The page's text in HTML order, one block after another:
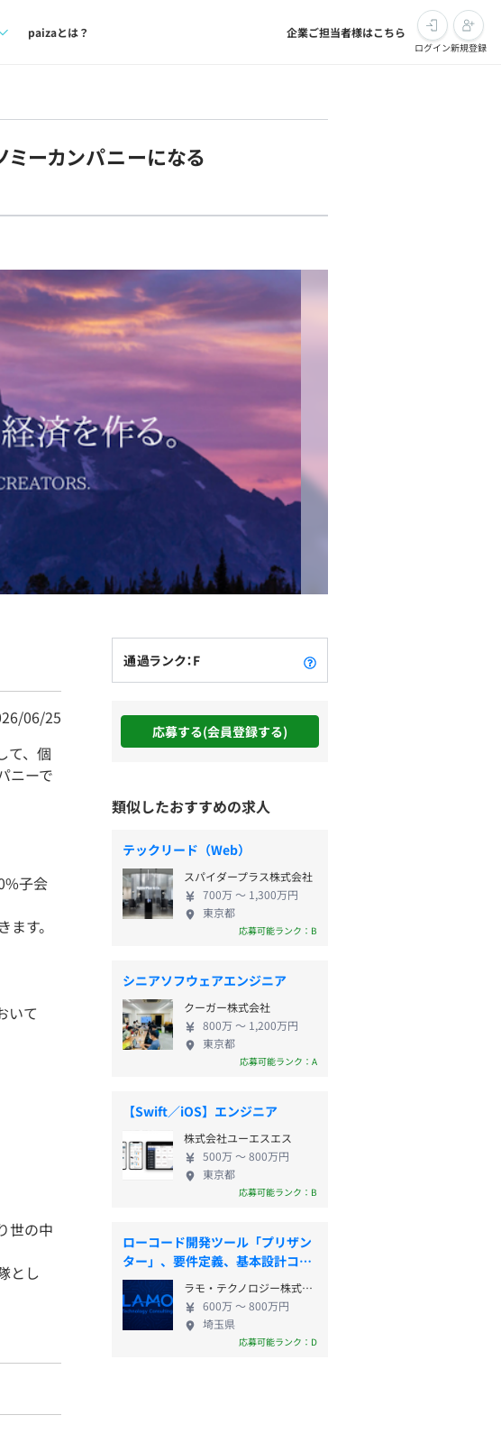
paizaとは？ 企業ご担当者様はこちら
ログイン新規登録
ーカンパニーになる
06/25
て、個
ニーで
子会
す。
いて
世の中
とし
通過ランク：F
応募する(会員登録する)
類似したおすすめの求人
テックリード（Web）
スパイダープラス株式会社
700万 〜 1,300万円
東京都
応募可能ランク：B
シニアソフウェアエンジニア
クーガー株式会社
800万 〜 1,200万円
東京都
応募可能ランク：A
【Swift／iOS】エンジニア
株式会社ユーエスエス
500万 〜 800万円
東京都
応募可能ランク：B
ローコード開発ツール「プリザン
ター」、要件定義、基本設計コン
サルタント
ラモ・テクノロジー株式会社
600万 〜 800万円
埼玉県
応募可能ランク：D